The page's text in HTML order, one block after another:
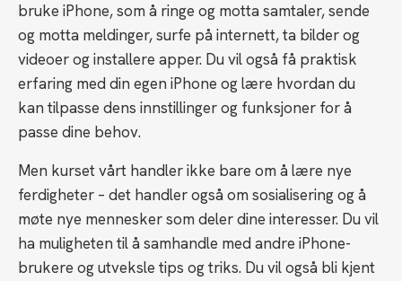
bruke iPhone, som å ringe og motta samtaler, sende
og motta meldinger, surfe på internett, ta bilder og
videoer og installere apper. Du vil også få praktisk
erfaring med din egen iPhone og lære hvordan du
kan tilpasse dens innstillinger og funksjoner for å
passe dine behov.
Men kurset vårt handler ikke bare om å lære nye
ferdigheter – det handler også om sosialisering og å
møte nye mennesker som deler dine interesser. Du vil
ha muligheten til å samhandle med andre iPhone-
brukere og utveksle tips og triks. Du vil også bli kjent